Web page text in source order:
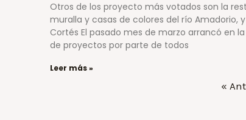
Otros de los proyecto más votados son la
muralla y casas de colores del río Amadorio,
Cortés El pasado mes de marzo arrancó en
de proyectos por parte de todos
Leer más »
«